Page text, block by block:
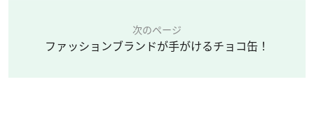
次のページ
ファッションブランドが手がけるチョコ缶！